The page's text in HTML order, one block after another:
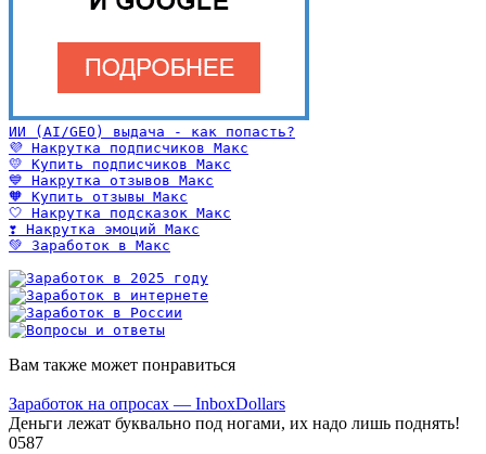
ИИ (AI/GEO) выдача - как попасть?
💜 Накрутка подписчиков Макс
💛 Купить подписчиков Макс
💙 Накрутка отзывов Макс
🧡 Купить отзывы Макс
🤍 Накрутка подсказок Макс
❣️ Накрутка эмоций Макс
💚 Заработок в Макс
Вам также может понравиться
Заработок на опросах — InboxDollars
Деньги лежат буквально под ногами, их надо лишь поднять!
0587